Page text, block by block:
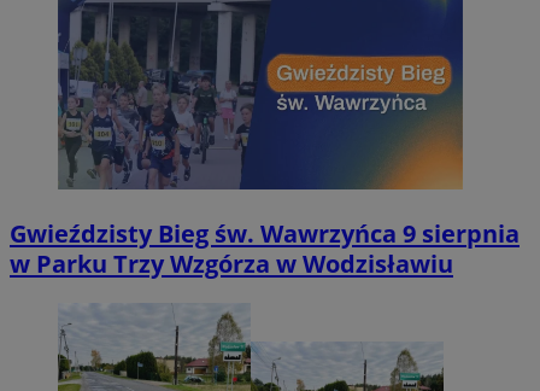
Gwieździsty Bieg św. Wawrzyńca 9 sierpnia
w Parku Trzy Wzgórza w Wodzisławiu